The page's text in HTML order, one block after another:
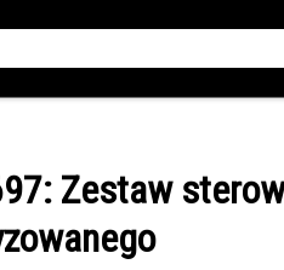
: Zestaw